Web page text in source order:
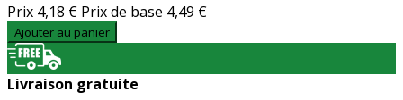
Prix 4,18 € Prix de base 4,49 €
Ajouter au panier
Livraison gratuite